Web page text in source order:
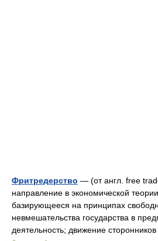
Фритредерство — (от англ. free
направление в экономической
базирующееся на принципах
невмешательства государства в
деятельность; движение